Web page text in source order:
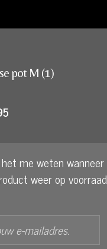
pot M (1)
me weten wanneer
weer op voorraad